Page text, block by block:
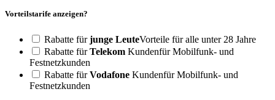
Vorteilstarife anzeigen?
Rabatte fürjunge LeuteVorteile für alle unter 28 Jahre
Rabatte fürTelekom Kundenfür Mobilfunk- und
Festnetzkunden
Rabatte fürVodafone Kundenfür Mobilfunk- und
Festnetzkunden